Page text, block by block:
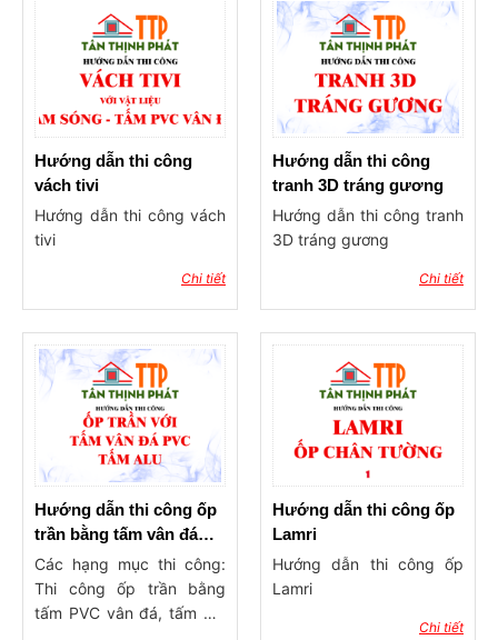
Hướng dẫn thi công
vách tivi
Hướng dẫn thi công vách
tivi
Chi tiết
Hướng dẫn thi công
tranh 3D tráng gương
Hướng dẫn thi công tranh
3D tráng gương
Chi tiết
Hướng dẫn thi công ốp
trần bằng tấm vân đá
PVC, Alu
Các hạng mục thi công:
Thi công ốp trần bằng
tấm PVC vân đá, tấm Alu
Hướng dẫn thi công ốp
Lamri
Hướng dẫn thi công ốp
Lamri
Chi tiết